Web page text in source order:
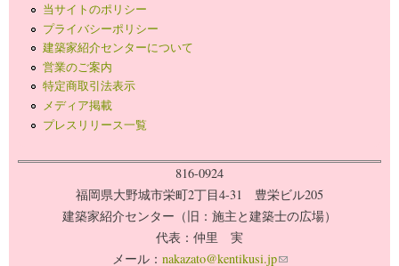
当サイトのポリシー
プライバシーポリシー
建築家紹介センターについて
営業のご案内
特定商取引法表示
メディア掲載
プレスリリース一覧
816-0924
福岡県大野城市栄町2丁目4-31 豊栄ビル205
建築家紹介センター（旧：施主と建築士の広場）
代表：仲里 実
メール： nakazato@kentikusi.jp(link sends e-mail)